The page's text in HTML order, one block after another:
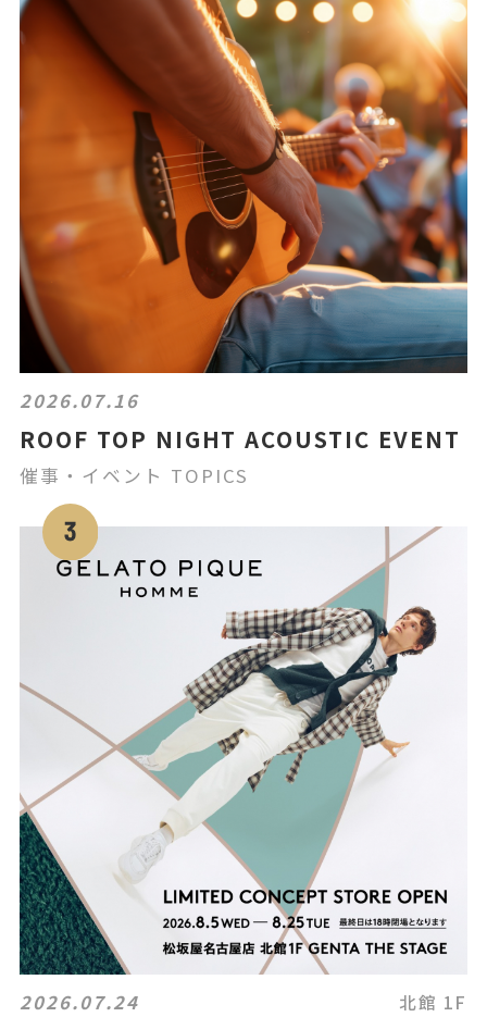
2026.07.16
ROOF TOP NIGHT ACOUSTIC EVENT
催事・イベント TOPICS
2026.07.24 北館 1F